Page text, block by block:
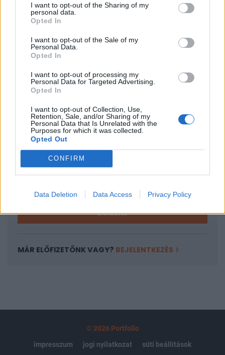
I want to opt-out of the Sharing of my
personal data.
Opted In
I want to opt-out of the Sale of my
Personal Data.
Opted In
I want to opt-out of processing my
Personal Data for Targeted Advertising.
Opted In
I want to opt-out of Collection, Use,
Retention, Sale, and/or Sharing of my
Personal Data that Is Unrelated with the
Purposes for which it was collected.
Opted Out
CONFIRM
Data Deletion Data Access Privacy Policy
veszteséget termelt. A nehéz pénzügyi helyzetbe kerülő
vállalat számos vagyonelemtől megvált, többek között
jogosítványát a British Airwaysnek. Borisz Abramovics
véleménye szerint egy újabb sikertelen...
KEDVES OLVASÓNK!
A keresett cikk a portfolio.hu hírarchívumához
tartozik, melynek olvasása előfizetéses
regisztrációhoz kötött.
Az előfizetés a következőket tartalmazza:
Portfolio.hu teljes cikkarchívum
Kötéslisták: BÉT elmúlt 2 év napon belüli
Előfizetés
MÁR ELŐFIZETŐNK VAGY? BEJELENTKEZÉS
© 2026 Portfolio
impresszum
jogi nyilatkozat süti beállítások